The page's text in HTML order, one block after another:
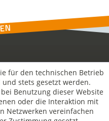
für den technischen Betrieb
stets gesetzt werden.
Benutzung dieser Website
oder die Interaktion mit
Netzwerken vereinfachen